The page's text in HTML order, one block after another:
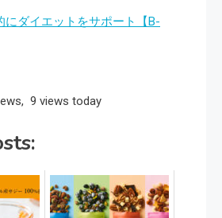
にダイエットをサポート【B-
9 views today